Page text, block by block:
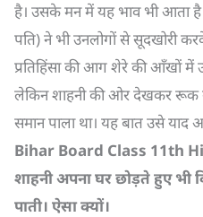
है। उसके मन में यह भाव भी आता है
पति) ने भी उनलोगों से सूदखोरी
प्रतिहिंसा की आग शेरे की आँखों में
लेकिन शाहनी की ओर देखकर रूक
समान पाला था। यह बात उसे याद
Bihar Board Class 11th
शाहनी अपना घर छोड़ते हुए भी
पाती। ऐसा क्यों।